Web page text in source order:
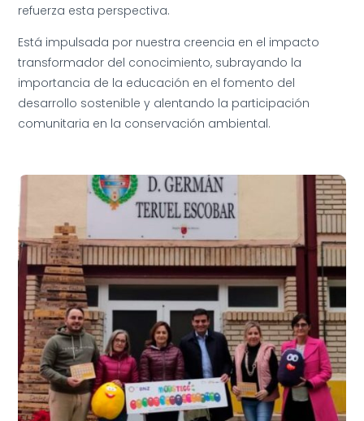
refuerza esta perspectiva.
Está impulsada por nuestra creencia en el impacto
transformador del conocimiento, subrayando la
importancia de la educación en el fomento del
desarrollo sostenible y alentando la participación
comunitaria en la conservación ambiental.